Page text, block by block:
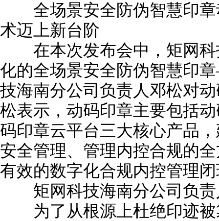
全场景安全防伪智慧印章
术迈上新台阶
在本次发布会中，矩网科
化的全场景安全防伪智慧印
技海南分公司负责人邓松对
松表示，动码印章主要包括
码印章云平台三大核心产品
安全管理、管理内控合规的
有效的数字化合规内控管理
矩网科技海南分公司负责
为了从根源上杜绝印迹被